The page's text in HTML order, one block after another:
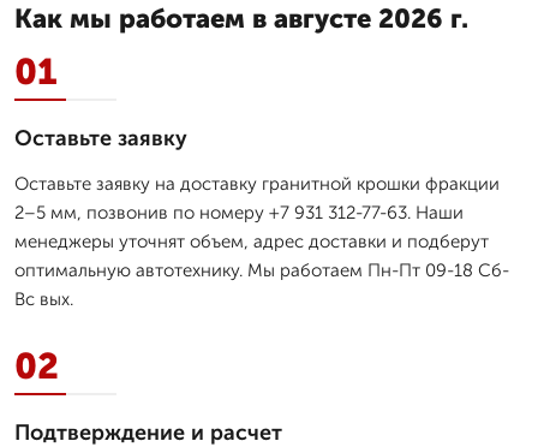
Как мы работаем в августе 2026 г.
01
Оставьте заявку
Оставьте заявку на доставку гранитной крошки фракции
2–5 мм, позвонив по номеру +7 931 312-77-63. Наши
менеджеры уточнят объем, адрес доставки и подберут
оптимальную автотехнику. Мы работаем Пн-Пт 09-18 Сб-
Вс вых.
02
Подтверждение и расчет